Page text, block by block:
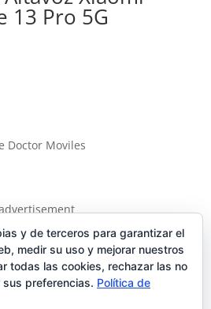
13 Pro 5G
y de terceros para garantizar el
medir su uso y mejorar nuestros
todas las cookies, rechazar las no
preferencias. Política de